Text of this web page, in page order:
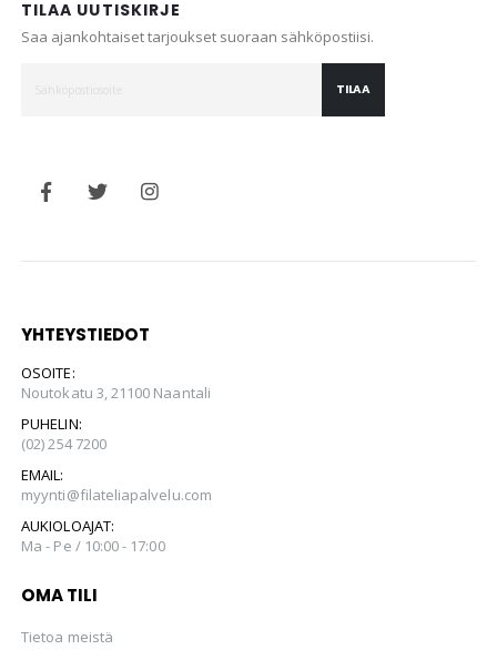
TILAA UUTISKIRJE
Saa ajankohtaiset tarjoukset suoraan sähköpostiisi.
TILAA
YHTEYSTIEDOT
OSOITE:
Noutokatu 3, 21100 Naantali
PUHELIN:
(02) 254 7200
EMAIL:
myynti@filateliapalvelu.com
AUKIOLOAJAT:
Ma - Pe / 10:00 - 17:00
OMA TILI
Tietoa meistä